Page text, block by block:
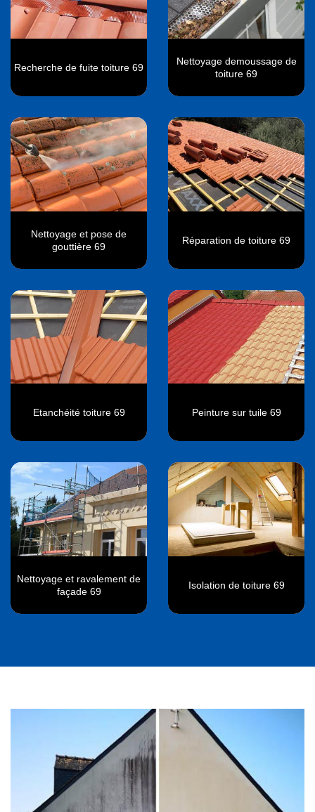
Recherche de fuite toiture 69
Nettoyage demoussage de
toiture 69
Nettoyage et pose de
gouttière 69
Réparation de toiture 69
Etanchéité toiture 69 Peinture sur tuile 69
Nettoyage et ravalement de
façade 69
Isolation de toiture 69